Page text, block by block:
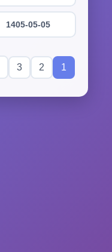
1405-05-05
1
2
3